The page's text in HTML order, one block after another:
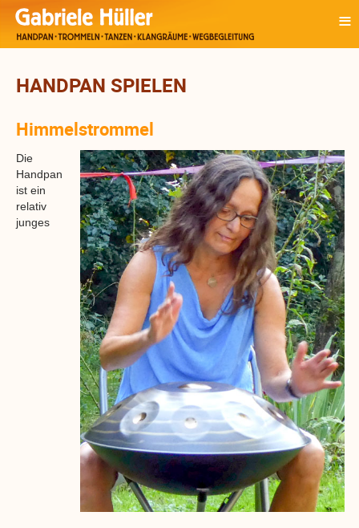
HANDPAN SPIELEN
Himmelstrommel
Die
Handpan
ist ein
relativ
junges
≡